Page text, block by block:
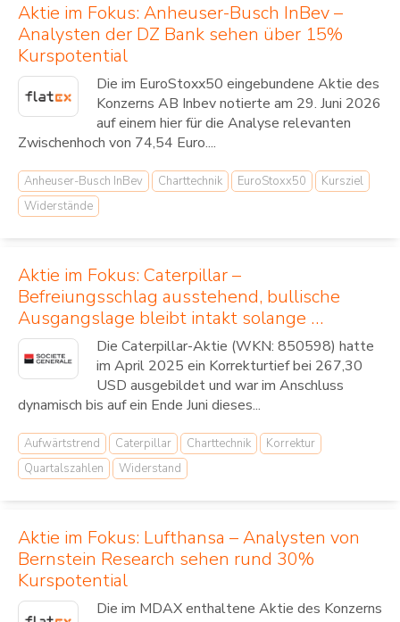
Aktie im Fokus: Anheuser-Busch InBev –
Analysten der DZ Bank sehen über 15%
Kurspotential
Die im EuroStoxx50 eingebundene Aktie des
Konzerns AB Inbev notierte am 29. Juni 2026
auf einem hier für die Analyse relevanten
Zwischenhoch von 74,54 Euro....
Anheuser-Busch InBev Charttechnik EuroStoxx50
Kursziel
Widerstände
Aktie im Fokus: Caterpillar –
Befreiungsschlag ausstehend, bullische
Ausgangslage bleibt intakt solange …
Die Caterpillar-Aktie (WKN: 850598) hatte
im April 2025 ein Korrekturtief bei 267,30
USD ausgebildet und war im Anschluss
dynamisch bis auf ein Ende Juni dieses...
Aufwärtstrend Caterpillar Charttechnik
Korrektur
Quartalszahlen
Widerstand
Aktie im Fokus: Lufthansa – Analysten von
Bernstein Research sehen rund 30%
Kurspotential
Die im MDAX enthaltene Aktie des Konzerns